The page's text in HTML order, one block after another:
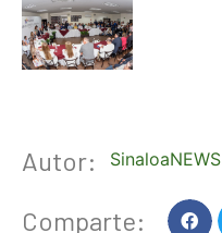
Autor: SinaloaNEWS
Comparte: